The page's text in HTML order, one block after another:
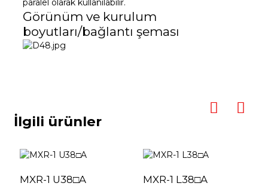
paralel olarak kullanılabilir.
Görünüm ve kurulum
boyutları/bağlantı şeması
İlgili ürünler
MXR-1 U38□A MXR-1 L38□A